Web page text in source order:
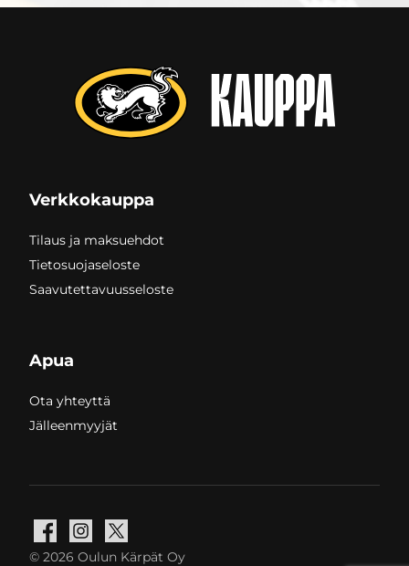
Verkkokauppa
Tilaus ja maksuehdot
Tietosuojaseloste
Saavutettavuusseloste
Apua
Ota yhteyttä
Jälleenmyyjät
FacebookInstagram
X
© 2026 Oulun Kärpät Oy